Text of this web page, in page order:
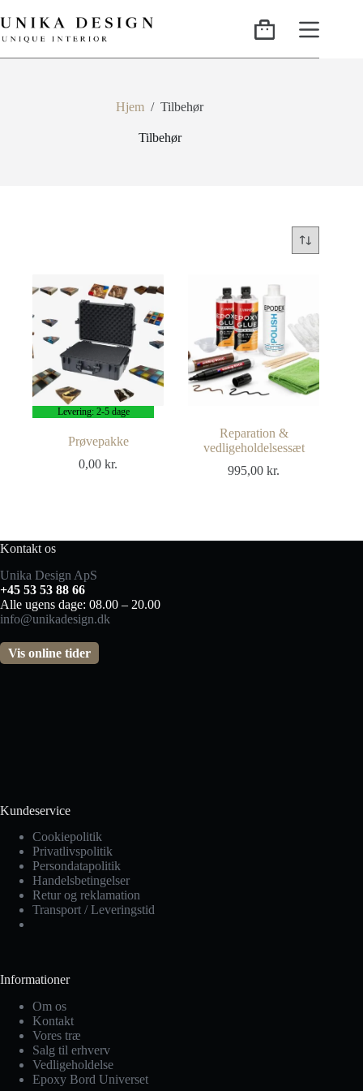
Hjem / Tilbehør
Tilbehør
Levering: 2-5 dage
Prøvepakke
0,00kr.
Reparation &
vedligeholdelsessæt
995,00kr.
Kontakt os
Unika Design ApS
+45 53 53 88 66
Alle ugens dage: 08.00 – 20.00
info@unikadesign.dk
Vis online tider
Kundeservice
Cookiepolitik
Privatlivspolitik
Persondatapolitik
Handelsbetingelser
Retur og reklamation
Transport / Leveringstid
Informationer
Om os
Kontakt
Vores træ
Salg til erhverv
Vedligeholdelse
Epoxy Bord Universet